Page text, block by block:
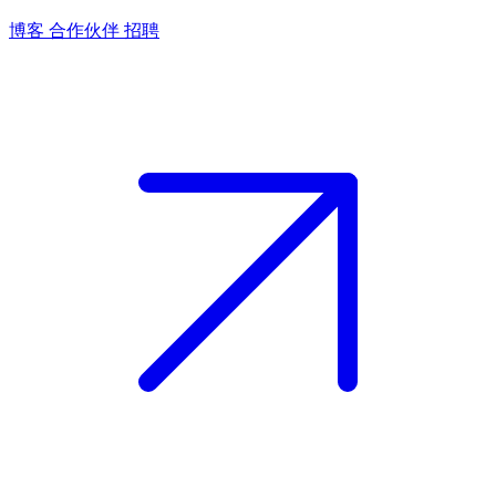
博客 合作伙伴 招聘